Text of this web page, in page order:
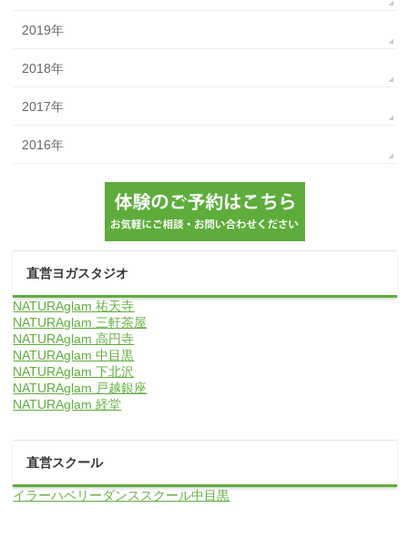
2019年
2018年
2017年
2016年
直営ヨガスタジオ
NATURAglam 祐天寺
NATURAglam 三軒茶屋
NATURAglam 高円寺
NATURAglam 中目黒
NATURAglam 下北沢
NATURAglam 戸越銀座
NATURAglam 経堂
直営スクール
イラーハベリーダンススクール中目黒